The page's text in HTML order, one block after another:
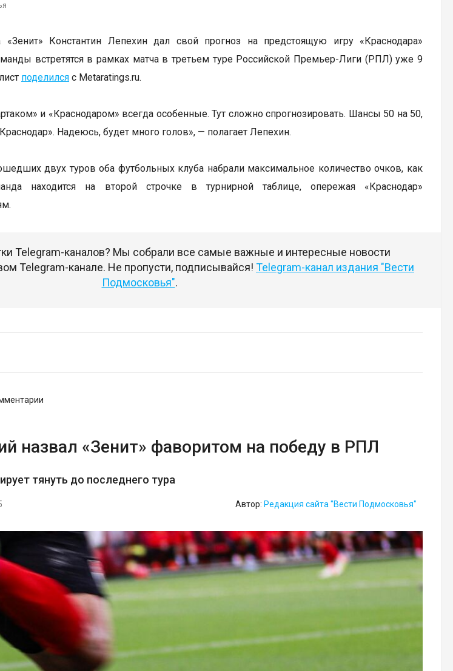
«Зенит» Константин Лепехин дал свой прогноз на предстоящую игру «Краснодара»
встретятся в рамках матча в третьем туре Российской Премьер-Лиги (РПЛ) уже 9
поделился с Metaratings.ru.
и «Краснодаром» всегда особенные. Тут сложно спрогнозировать. Шансы 50 на 50,
Надеюсь, будет много голов», — полагает Лепехин.
двух туров оба футбольных клуба набрали максимальное количество очков, как
находится на второй строчке в турнирной таблице, опережая «Краснодар»
Telegram-каналов? Мы собрали все самые важные и интересные новости
Telegram-канале. Не пропусти, подписывайся! Telegram-канал издания "Вести
Подмосковья".
назвал «Зенит» фаворитом на победу в РПЛ
тянуть до последнего тура
Автор: Редакция сайта "Вести Подмосковья"